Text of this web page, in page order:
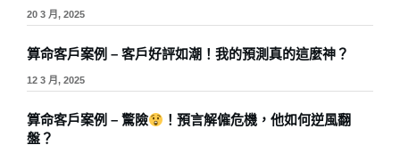
20 3 月, 2025
算命客戶案例 – 客戶好評如潮！我的預測真的這麼神？
12 3 月, 2025
算命客戶案例 – 驚險
！預言解僱危機，他如何逆風翻
盤？